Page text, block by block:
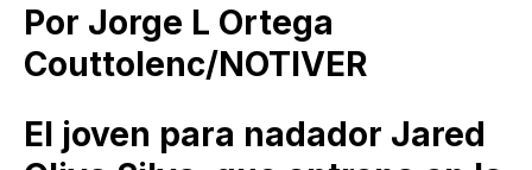
Por Jorge L Ortega
Couttolenc/NOTIVER
El joven para nadador Jared